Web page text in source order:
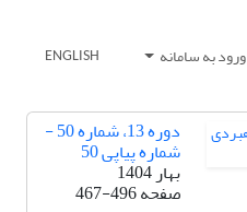
ورود به سامانه ENGLISH
دوره 13، شماره 50 -
شماره پیاپی 50
بهار 1404
صفحه467-496